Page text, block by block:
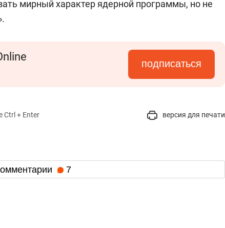
мирный характер ядерной программы, но не
подписаться
Ctrl + Enter версия для печати
7